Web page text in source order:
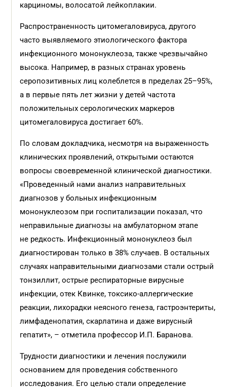
карциномы, волосатой лейкоплакии.
Распространенность цитомегаловируса, другого
часто выявляемого этиологического фактора
инфекционного мононуклеоза, также чрезвычайно
высока. Например, в разных странах уровень
серопозитивных лиц колеблется в пределах 25–95%,
а в первые пять лет жизни у детей частота
положительных серологических маркеров
цитомегаловируса достигает 60%.
По словам докладчика, несмотря на выраженность
клинических проявлений, открытыми остаются
вопросы своевременной клинической диагностики.
«Проведенный нами анализ направительных
диагнозов у больных инфекционным
мононуклеозом при госпитализации показал, что
неправильные диагнозы на амбулаторном этапе
не редкость. Инфекционный мононуклеоз был
диагностирован только в 38% случаев. В остальных
случаях направительными диагнозами стали острый
тонзиллит, острые респираторные вирусные
инфекции, отек Квинке, токсико-аллергические
реакции, лихорадки неясного генеза, гастроэнтериты,
лимфаденопатия, скарлатина и даже вирусный
гепатит», – отметила профессор И.П. Баранова.
Трудности диагностики и лечения послужили
основанием для проведения собственного
исследования. Его целью стали определение